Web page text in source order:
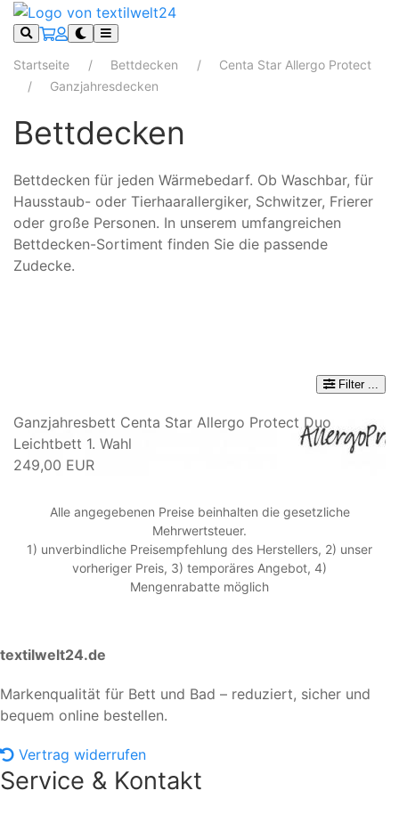
Startseite Bettdecken
Centa Star Allergo Protect
Ganzjahresdecken
Bettdecken
Bettdecken für jeden Wärmebedarf. Ob Waschbar, für
Hausstaub- oder Tierhaarallergiker, Schwitzer, Frierer
oder große Personen. In unserem umfangreichen
Bettdecken-Sortiment finden Sie die passende
Zudecke.
Filter
Ganzjahresbett Centa Star Allergo Protect Duo
Leichtbett 1. Wahl
249,00 EUR
Alle angegebenen Preise beinhalten die gesetzliche
Mehrwertsteuer.
1) unverbindliche Preisempfehlung des Herstellers, 2) unser
vorheriger Preis, 3) temporäres Angebot, 4)
Mengenrabatte möglich
textilwelt24.de
Markenqualität für Bett und Bad – reduziert, sicher und
bequem online bestellen.
Vertrag widerrufen
Service & Kontakt